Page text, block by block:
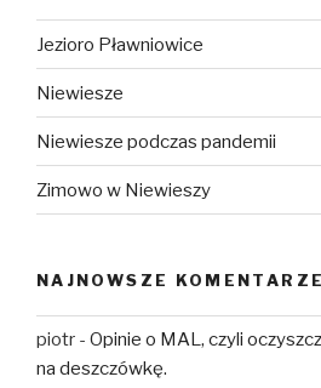
Jezioro Pławniowice
Niewiesze
Niewiesze podczas pandemii
Zimowo w Niewieszy
NAJNOWSZE KOMENTARZE
piotr - Opinie o MAL, czyli
na deszczówkę.